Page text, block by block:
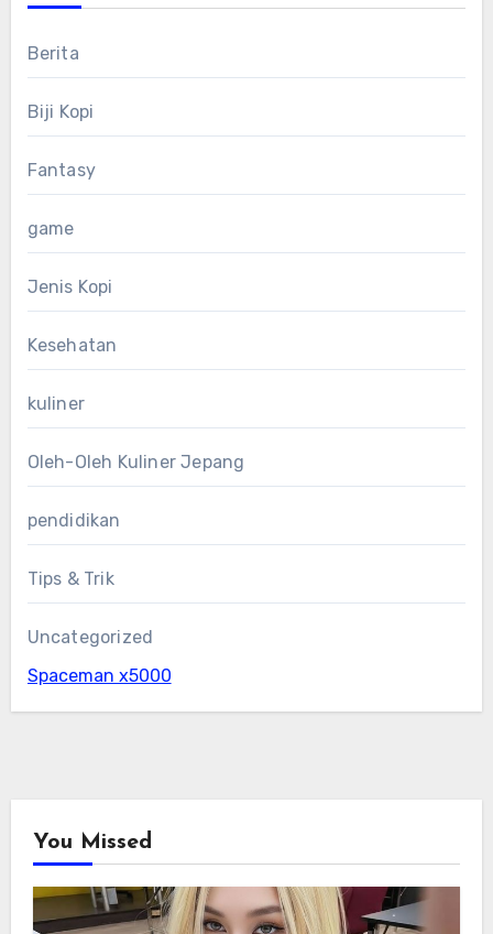
Berita
Biji Kopi
Fantasy
game
Jenis Kopi
Kesehatan
kuliner
Oleh-Oleh Kuliner Jepang
pendidikan
Tips & Trik
Uncategorized
Spaceman x5000
You Missed